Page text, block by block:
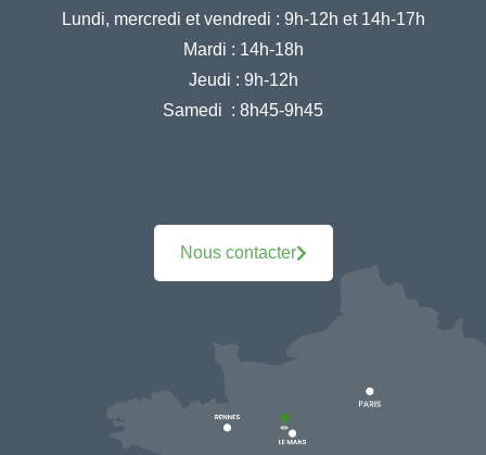
Lundi, mercredi et vendredi : 9h-12h et 14h-17h
Mardi : 14h-18h
Jeudi : 9h-12h
Samedi : 8h45-9h45
Nous contacter